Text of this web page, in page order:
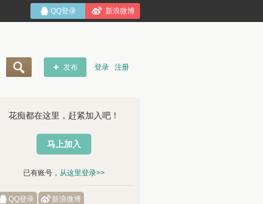
发布 登录 注册
花痴都在这里，赶紧加入吧！
马上加入
已有账号， 从这里登录>>
QQ登录 新浪微博
QQ登录 新浪微博